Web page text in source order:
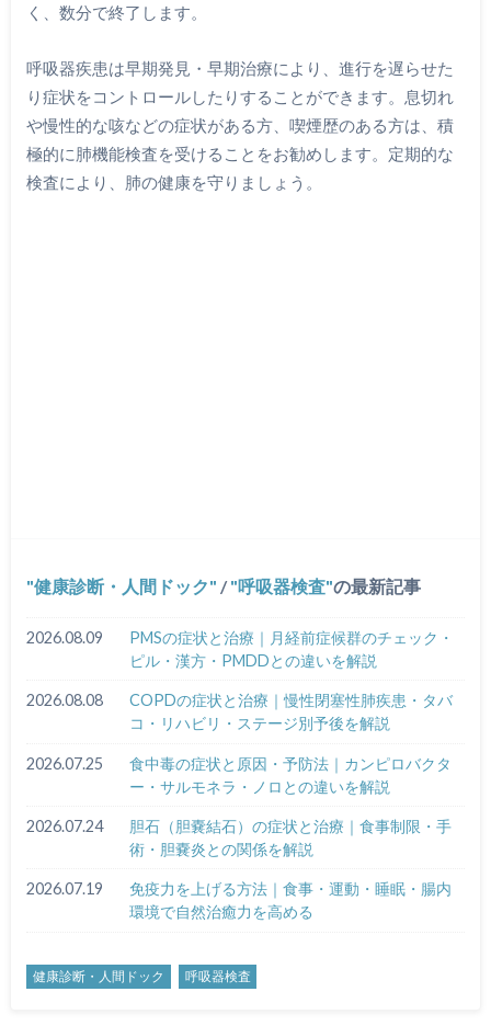
く、数分で終了します。
呼吸器疾患は早期発見・早期治療により、進行を遅らせた
り症状をコントロールしたりすることができます。息切れ
や慢性的な咳などの症状がある方、喫煙歴のある方は、積
極的に肺機能検査を受けることをお勧めします。定期的な
検査により、肺の健康を守りましょう。
健康診断・人間ドック / 呼吸器検査 の最新記事
2026.08.09
PMSの症状と治療｜月経前症候群のチェック・
ピル・漢方・PMDDとの違いを解説
2026.08.08
COPDの症状と治療｜慢性閉塞性肺疾患・タバ
コ・リハビリ・ステージ別予後を解説
2026.07.25
食中毒の症状と原因・予防法｜カンピロバクタ
ー・サルモネラ・ノロとの違いを解説
2026.07.24
胆石（胆嚢結石）の症状と治療｜食事制限・手
術・胆嚢炎との関係を解説
2026.07.19
免疫力を上げる方法｜食事・運動・睡眠・腸内
環境で自然治癒力を高める
健康診断・人間ドック 呼吸器検査